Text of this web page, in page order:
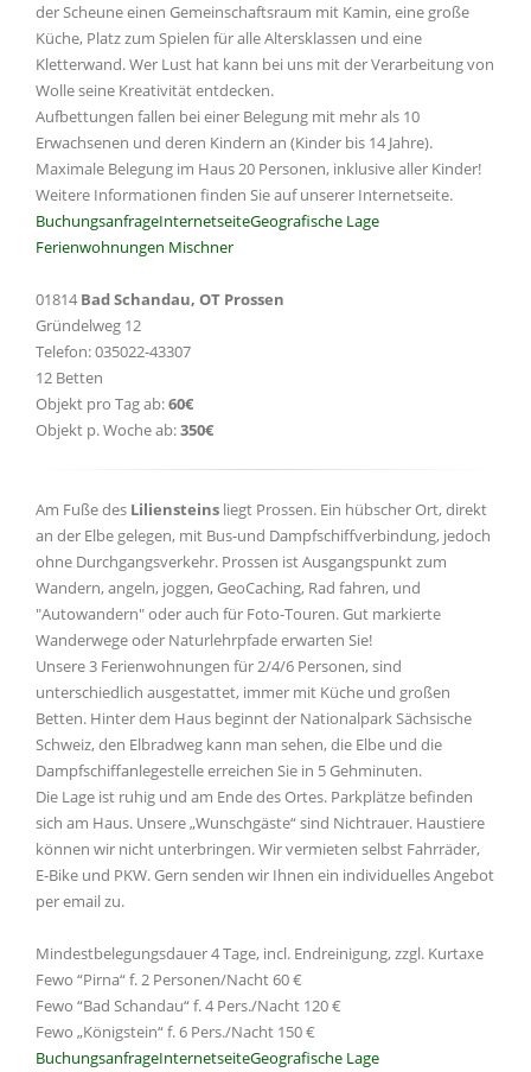
der Scheune einen Gemeinschaftsraum mit Kamin, eine große
Küche, Platz zum Spielen für alle Altersklassen und eine
Kletterwand. Wer Lust hat kann bei uns mit der Verarbeitung von
Wolle seine Kreativität entdecken.
Aufbettungen fallen bei einer Belegung mit mehr als 10
Erwachsenen und deren Kindern an (Kinder bis 14 Jahre).
Maximale Belegung im Haus 20 Personen, inklusive aller Kinder!
Weitere Informationen finden Sie auf unserer Internetseite.
BuchungsanfrageInternetseiteGeografische Lage
Ferienwohnungen Mischner
01814 Bad Schandau, OT Prossen
Gründelweg 12
Telefon: 035022-43307
12 Betten
Objekt pro Tag ab:60€
Objekt p. Woche ab:350€
Am Fuße des Liliensteins liegt Prossen. Ein hübscher Ort, direkt
an der Elbe gelegen, mit Bus-und Dampfschiffverbindung, jedoch
ohne Durchgangsverkehr. Prossen ist Ausgangspunkt zum
Wandern, angeln, joggen, GeoCaching, Rad fahren, und
"Autowandern" oder auch für Foto-Touren. Gut markierte
Wanderwege oder Naturlehrpfade erwarten Sie!
Unsere 3 Ferienwohnungen für 2/4/6 Personen, sind
unterschiedlich ausgestattet, immer mit Küche und großen
Betten. Hinter dem Haus beginnt der Nationalpark Sächsische
Schweiz, den Elbradweg kann man sehen, die Elbe und die
Dampfschiffanlegestelle erreichen Sie in 5 Gehminuten.
Die Lage ist ruhig und am Ende des Ortes. Parkplätze befinden
sich am Haus. Unsere „Wunschgäste“ sind Nichtrauer. Haustiere
können wir nicht unterbringen. Wir vermieten selbst Fahrräder,
E-Bike und PKW. Gern senden wir Ihnen ein individuelles Angebot
per email zu.
Mindestbelegungsdauer 4 Tage, incl. Endreinigung, zzgl. Kurtaxe
Fewo “Pirna“ f. 2 Personen/Nacht 60 €
Fewo “Bad Schandau“ f. 4 Pers./Nacht 120 €
Fewo „Königstein“ f. 6 Pers./Nacht 150 €
BuchungsanfrageInternetseiteGeografische Lage